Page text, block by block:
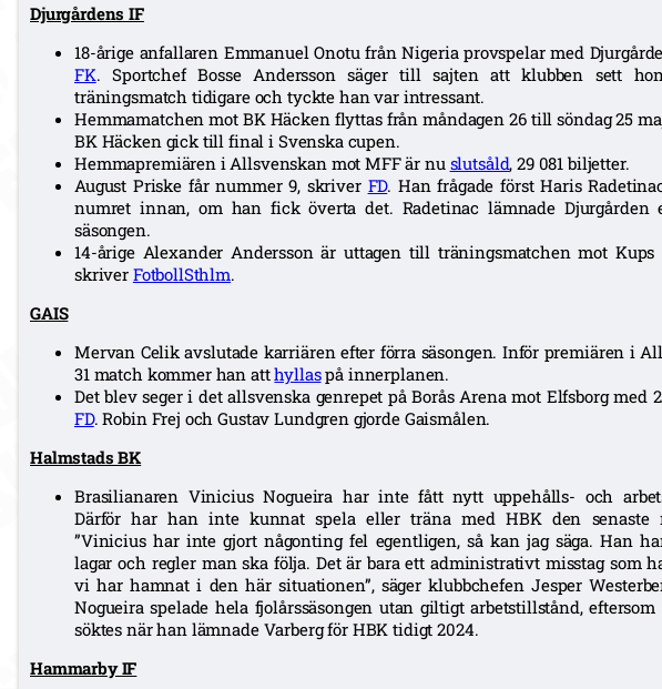
Djurgårdens IF
18-årige anfallaren Emmanuel Onotu från Nigeria provspelar med
FK. Sportchef Bosse Andersson säger till sajten att klubben sett
träningsmatch tidigare och tyckte han var intressant.
Hemmamatchen mot BK Häcken flyttas från måndagen 26 till söndag 25
BK Häcken gick till final i Svenska cupen.
Hemmapremiären i Allsvenskan mot MFF är nu slutsåld, 29 081 biljetter.
August Priske får nummer 9, skriver FD. Han frågade först Haris
numret innan, om han fick överta det. Radetinac lämnade Djurgården
säsongen.
14-årige Alexander Andersson är uttagen till träningsmatchen mot Kups
skriver FotbollSthlm.
GAIS
Mervan Celik avslutade karriären efter förra säsongen. Inför premiären i
31 match kommer han atthyllaspå innerplanen.
Det blev seger i det allsvenska genrepet på Borås Arena mot Elfsborg med
FD. Robin Frej och Gustav Lundgren gjorde Gaismålen.
Halmstads BK
Brasilianaren Vinicius Nogueira har inte fått nytt uppehålls- och
Därför har han inte kunnat spela eller träna med HBK den senaste
”Vinicius har inte gjort någonting fel egentligen, så kan jag säga. Han
lagar och regler man ska följa. Det är bara ett administrativt misstag som
vi har hamnat i den här situationen”, säger klubbchefen Jesper
Nogueira spelade hela fjolårssäsongen utan giltigt arbetstillstånd,
söktes när han lämnade Varberg för HBK tidigt 2024.
Hammarby IF